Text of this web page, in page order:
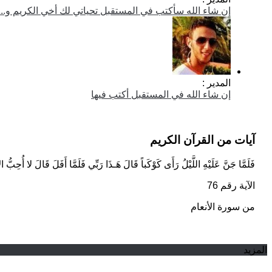
إن شاء الله سأكتب في المستقبل تحياتي لك أخي الكريم
المدير :
إن شاء الله في المستقبل أكتب فيها
آيات من القرآن الكريم
فَلَمَّا جَنَّ عَلَيْهِ اللَّيْلُ رَأَى كَوْكَباً قَالَ هَـذَا رَبِّي فَلَمَّا أَفَلَ قَالَ لا أُحِبُّ
الآية رقم 76
من سورة الأنعام
المزيد